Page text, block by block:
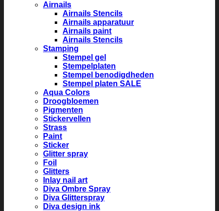
Airnails
Airnails Stencils
Airnails apparatuur
Airnails paint
Airnails Stencils
Stamping
Stempel gel
Stempelplaten
Stempel benodigdheden
Stempel platen SALE
Aqua Colors
Droogbloemen
Pigmenten
Stickervellen
Strass
Paint
Sticker
Glitter spray
Foil
Glitters
Inlay nail art
Diva Ombre Spray
Diva Glitterspray
Diva design ink